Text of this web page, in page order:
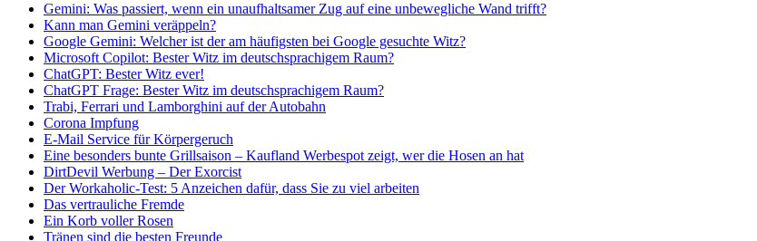
Gemini: Was passiert, wenn ein unaufhaltsamer Zug auf eine unbewegliche Wand trifft?
Kann man Gemini veräppeln?
Google Gemini: Welcher ist der am häufigsten bei Google gesuchte Witz?
Microsoft Copilot: Bester Witz im deutschsprachigem Raum?
ChatGPT: Bester Witz ever!
ChatGPT Frage: Bester Witz im deutschsprachigem Raum?
Trabi, Ferrari und Lamborghini auf der Autobahn
Corona Impfung
E-Mail Service für Körpergeruch
Eine besonders bunte Grillsaison – Kaufland Werbespot zeigt, wer die Hosen an hat
DirtDevil Werbung – Der Exorcist
Der Workaholic-Test: 5 Anzeichen dafür, dass Sie zu viel arbeiten
Das vertrauliche Fremde
Ein Korb voller Rosen
Tränen sind die besten Freunde